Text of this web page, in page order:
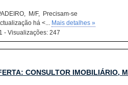
M/F, Precisam-se
há <... Mais detalhes »
- Visualizações: 247
CONSULTOR IMOBILIÁRIO,